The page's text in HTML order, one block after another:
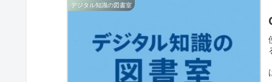
デジタル知識の図書室